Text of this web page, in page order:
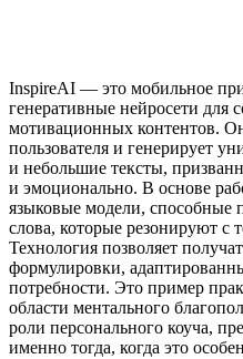
InspireAI — это мобильное
генеративные нейросети для
мотивационных контентов.
пользователя и генерирует
и небольшие тексты,
и эмоционально. В основе
языковые модели, способные
слова, которые резонируют с
Технология позволяет
формулировки,
потребности. Это пример
области ментального
роли персонального коуча,
именно тогда, когда это